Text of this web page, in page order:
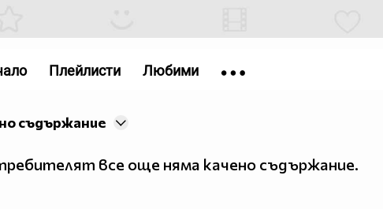
съдържание
все още няма качено съдържание.
Плейлисти Любими